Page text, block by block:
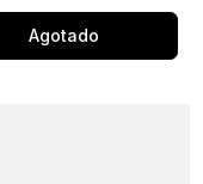
Agotado